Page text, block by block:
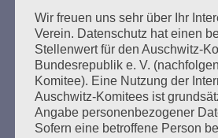
spricht
Erstellt am8. Dezember 2024
Ein Buch zum 100. Geburtstag von
vom Auschwitz-Komitee in der
Wir freuen uns sehr über Ihr
Verein. Datenschutz hat einen
Stellenwert für den Auschwitz-
Bundesrepublik e. V.
Komitee). Eine Nutzung der
Auschwitz-Komitees ist
Angabe personenbezogener
Sofern eine betroffene Person